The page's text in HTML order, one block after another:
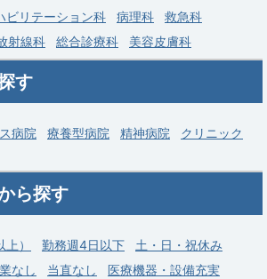
1,600万円 ～ 2,200万円
ビリテーション科 病理科
救急科
射線科 総合診療科 美容皮膚科
す
病院 療養型病院 精神病院
クリニック
ら探す
） 勤務週4日以下
土・日・祝休み
なし 当直なし 医療機器・設備充実